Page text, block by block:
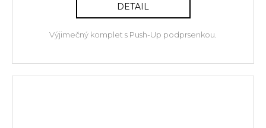
DETAIL
Výjimečný komplet s Push-Up podprsenkou.